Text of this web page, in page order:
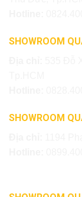
SHOWROOM
SHOWROOM